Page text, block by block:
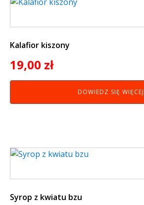
Kalafior kiszony
19,00 zł
DOWIEDZ SIĘ WIĘCEJ
Syrop z kwiatu bzu